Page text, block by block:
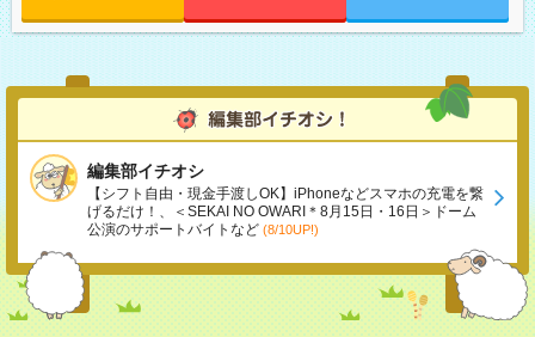
編集部イチオシ
【シフト自由・現金手渡しOK】iPhoneなどスマホの充電を繋
げるだけ！、＜SEKAI NO OWARI＊8月15日・16日＞ドーム
公演のサポートバイトなど (8/10UP!)